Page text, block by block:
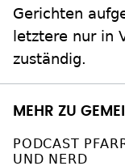
Gerichten
letztere nur in
zuständig.
MEHR ZU
PODCAST
UND NERD